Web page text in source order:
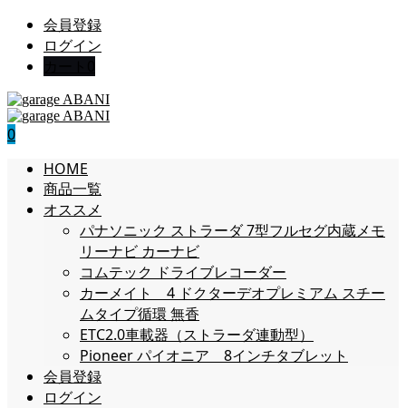
会員登録
ログイン
0
HOME
商品一覧
オススメ
パナソニック ストラーダ 7型フルセグ内蔵メモ
リーナビ カーナビ
コムテック ドライブレコーダー
カーメイト 4 ドクターデオプレミアム スチー
ムタイプ循環 無香
ETC2.0車載器（ストラーダ連動型）
Pioneer パイオニア 8インチタブレット
会員登録
ログイン